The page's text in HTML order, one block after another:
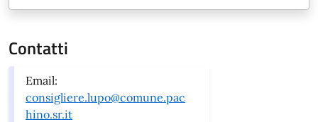
Contatti
Email:
consigliere.lupo@comune.pac
hino.sr.it